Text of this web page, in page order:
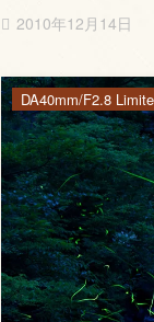
2010年12月14日
DA40mm/F2.8